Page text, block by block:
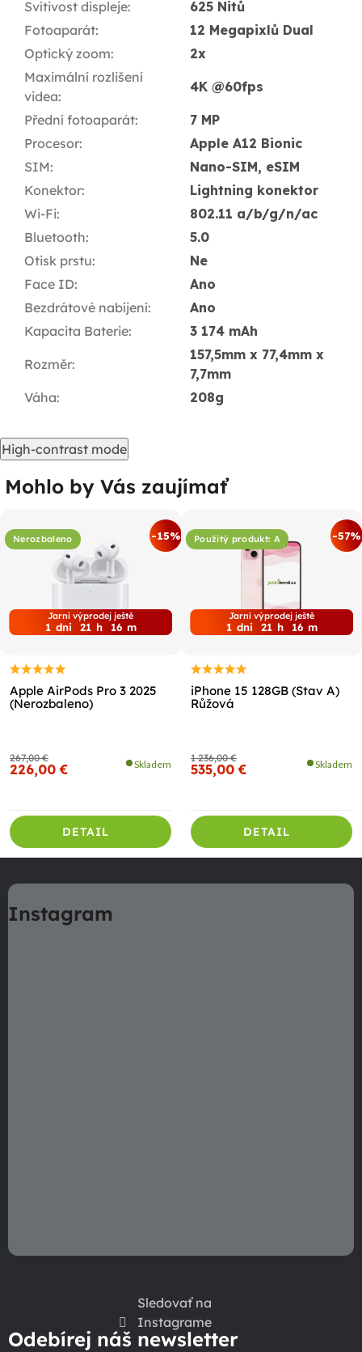
Svítivost displeje:
625 Nitů
Fotoaparát:
12 Megapixlů Dual
Optický zoom:
2x
Maximální rozlišení
videa:
4K @60fps
Přední fotoaparát:
7 MP
Procesor:
Apple A12 Bionic
SIM:
Nano-SIM, eSIM
Konektor:
Lightning konektor
Wi-Fi:
802.11 a/b/g/n/ac
Bluetooth:
5.0
Otisk prstu:
Ne
Face ID:
Ano
Bezdrátové nabíjení:
Ano
Kapacita Baterie: 3 174 mAh
Rozměr:
157,5mm x 77,4mm x
7,7mm
Váha: 208g
High-contrast mode
Mohlo by Vás zaujímať
Nerozbaleno -15%
Jarní výprodej ještě
1 dni 21 h 16 m
Apple AirPods Pro 3 2025
(Nerozbaleno)
267,00 €
226,00 € Skladem
DETAIL
Použitý produkt: A -57%
Jarní výprodej ještě
1 dni 21 h 16 m
iPhone 15 128GB (Stav A)
Růžová
1 236,00 €
535,00 € Skladem
DETAIL
á
pInstagram
Sledovať na
Instagrame
Odebírej náš newsletter